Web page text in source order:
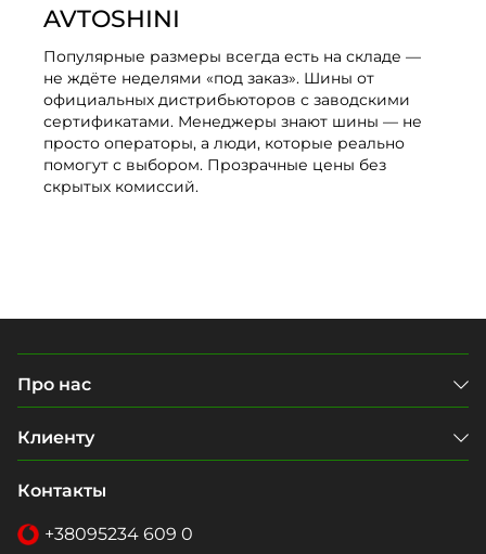
AVTOSHINI
Популярные размеры всегда есть на складе —
не ждёте неделями «под заказ». Шины от
официальных дистрибьюторов с заводскими
сертификатами. Менеджеры знают шины — не
просто операторы, а люди, которые реально
помогут с выбором. Прозрачные цены без
скрытых комиссий.
Про нас
Клиенту
Контакты
+38095234 609 0